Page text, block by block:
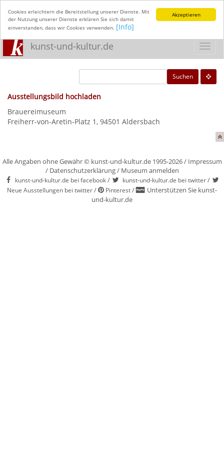
Akzeptieren
Cookies erleichtern die Bereitstellung unserer Dienste. Mit
der Nutzung unserer Dienste erklären Sie sich damit
einverstanden, dass wir Cookies verwenden. [Info]
kunst-und-kultur.de
Suchen
Ausstellungsbild hochladen
Brauereimuseum
Freiherr-von-Aretin-Platz 1, 94501 Aldersbach
Alle Angaben ohne Gewähr © kunst-und-kultur.de 1995-2026 / Impressum
/ Datenschutzerklärung/ Museum anmelden
kunst-und-kultur.de bei facebook/ kunst-und-kultur.de bei twitter/
Neue Ausstellungen bei twitter/ Pinterest/
Unterstützen Sie kunst-
und-kultur.de